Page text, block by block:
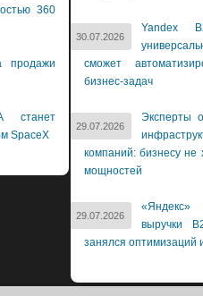
360
продажи
станет
SpaceX
30.07.2026
Yandex
сможет
бизнес-задач
29.07.2026
Эксперты
компаний: бизнесу не
мощностей
29.07.2026
выручки
занялся оптимизаций